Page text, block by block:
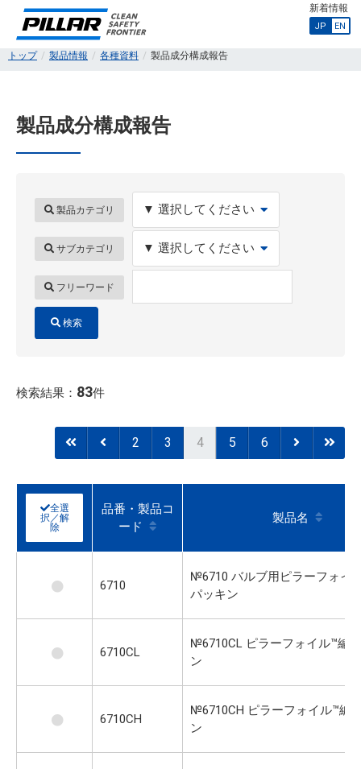
新着情報
JP EN
トップ 製品情報 各種資料 製品成分構成報告
製品成分構成報告
製品カテゴリ
サブカテゴリ
フリーワード
検索
検索結果： 83件
2 3 4 5 6
全選
択／解
除
品番・製品コ
ード
製品名
6710
№6710 バルブ用ピラーフォイ
パッキン
6710CL
№6710CL ピラーフォイル™編
ン
6710CH
№6710CH ピラーフォイル™編
ン